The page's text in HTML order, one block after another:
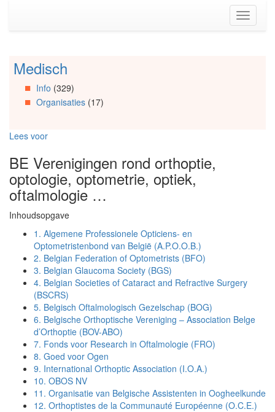
(Accesskey
Toggle
Spring
Artikels
Spring
Spring
Organisaties
Spring
naar
Social
media
Medisch
Info (329)
Organisaties(17)
Lees voor
BE Verenigingen rond orthoptie,
optologie, optometrie, optiek,
oftalmologie …
Inhoudsopgave
1. Algemene Professionele Opticiens- en
Optometristenbond van België (A.P.O.O.B.)
2. Belgian Federation of Optometrists (BFO)
3. Belgian Glaucoma Society (BGS)
4. Belgian Societies of Cataract and Refractive Surgery
(BSCRS)
5. Belgisch Oftalmologisch Gezelschap (BOG)
6. Belgische Orthoptische Vereniging – Association Belge
d’Orthoptie (BOV-ABO)
7. Fonds voor Research in Oftalmologie (FRO)
8. Goed voor Ogen
9. International Orthoptic Association (I.O.A.)
10. OBOS NV
11. Organisatie van Belgische Assistenten in Oogheelkunde
12. Orthoptistes de la Communauté Européenne (O.C.E.)